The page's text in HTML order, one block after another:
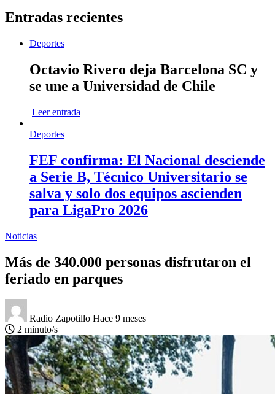
Entradas recientes
Deportes
Octavio Rivero deja Barcelona SC y
se une a Universidad de Chile
Leer entrada
Deportes
FEF confirma: El Nacional desciende
a Serie B, Técnico Universitario se
salva y solo dos equipos ascienden
para LigaPro 2026
Noticias
Más de 340.000 personas disfrutaron el
feriado en parques
Radio Zapotillo Hace 9 meses
2 minuto/s